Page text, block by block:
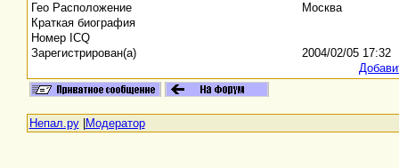
Гео Расположение
Москва
Краткая биография
Номер ICQ
Зарегистрирован(а)
2004/02/05 17:32
Непал.ру| Модератор